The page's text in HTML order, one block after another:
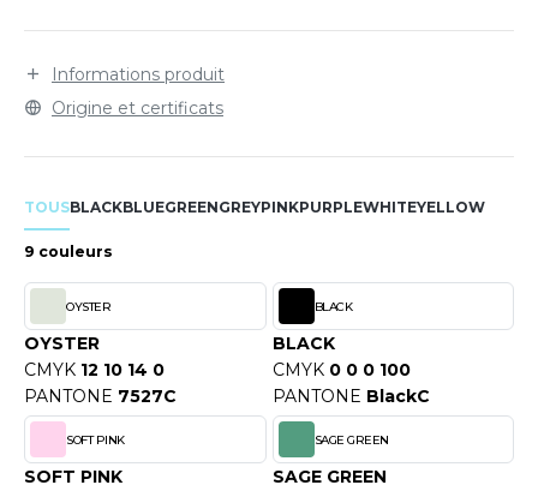
SHOPPING
VETEMENTS
OF THE LOOM VINTAGE
- BLANKS
Informations produit
Origine et certificats
TOUSBLACKBLUEGREENGREYPINKPURPLEWHITEYELLOW
9 couleurs
OYSTER
OYSTER
CMYK 12 10 14 0
PANTONE 7527C
BLACK
BLACK
CMYK 0 0 0 100
PANTONE BlackC
SOFT PINK
SOFT PINK
SAGE GREEN
SAGE GREEN